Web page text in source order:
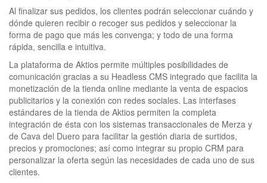
Al finalizar sus pedidos, los clientes podrán seleccionar cuándo y
dónde quieren recibir o recoger sus pedidos y seleccionar la
forma de pago que más les convenga; y todo de una forma
rápida, sencilla e intuitiva.
La plataforma de Aktios permite múltiples posibilidades de
comunicación gracias a su Headless CMS integrado que facilita la
monetización de la tienda online mediante la venta de espacios
publicitarios y la conexión con redes sociales. Las interfases
estándares de la tienda de Aktios permiten la completa
integración de ésta con los sistemas transaccionales de Merza y
de Cava del Duero para facilitar la gestión diaria de surtidos,
precios y promociones; así como integrar su propio CRM para
personalizar la oferta según las necesidades de cada uno de sus
clientes.